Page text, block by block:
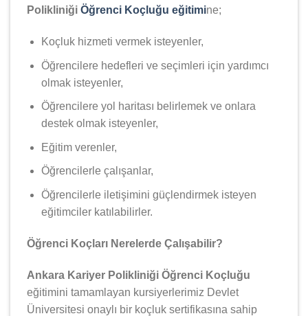
Polikliniği Öğrenci Koçluğu eğitimine;
Koçluk hizmeti vermek isteyenler,
Öğrencilere hedefleri ve seçimleri için yardımcı
olmak isteyenler,
Öğrencilere yol haritası belirlemek ve onlara
destek olmak isteyenler,
Eğitim verenler,
Öğrencilerle çalışanlar,
Öğrencilerle iletişimini güçlendirmek isteyen
eğitimciler katılabilirler.
Öğrenci Koçları Nerelerde Çalışabilir?
Ankara Kariyer Polikliniği Öğrenci Koçluğu
eğitimini tamamlayan kursiyerlerimiz Devlet
Üniversitesi onaylı bir koçluk sertifikasına sahip